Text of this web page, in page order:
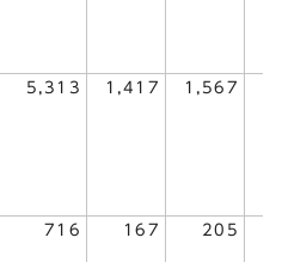
5,313 1,417 1,567
716 167 205